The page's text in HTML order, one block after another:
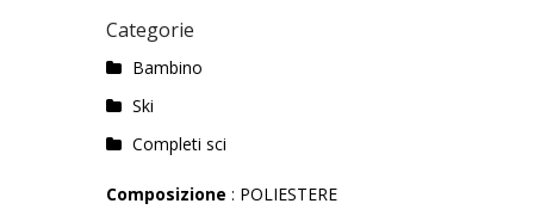
Categorie
Bambino
Ski
Completi sci
Composizione : POLIESTERE